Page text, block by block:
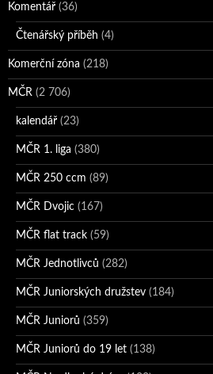
Komentář (36)
Čtenářský příběh (4)
Komerční zóna (218)
MČR (2 706)
kalendář (23)
MČR 1. liga (380)
MČR 250 ccm (89)
MČR Dvojic (167)
MČR flat track (59)
MČR Jednotlivců (282)
MČR Juniorských družstev (184)
MČR Juniorů (359)
MČR Juniorů do 19 let (138)